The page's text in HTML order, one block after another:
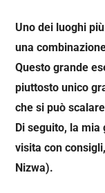
Uno dei luoghi
una
Questo grande
piuttosto unico
che si può
Di seguito, la
visita con
Nizwa).